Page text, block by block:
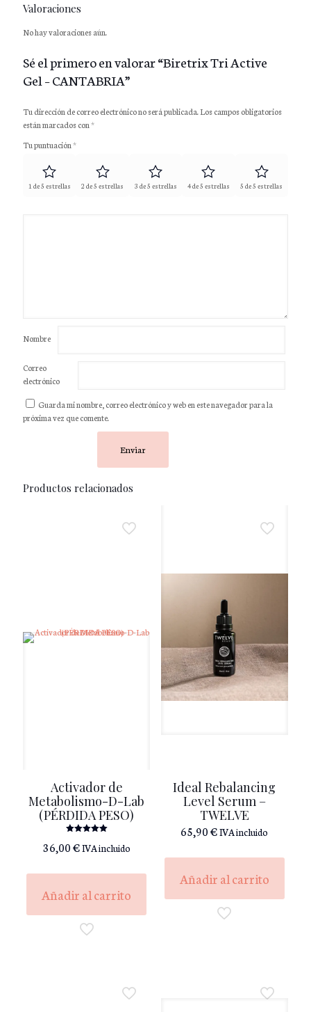
Valoraciones
No hay valoraciones aún.
Sé el primero en valorar “Biretrix Tri Active
Gel – CANTABRIA”
Tu dirección de correo electrónico no será publicada.Los campos obligatorios
están marcados con*
Tu puntuación*
1 de 5 estrellas 2 de 5 estrellas 3 de 5 estrellas 4 de 5 estrellas 5 de 5 estrellas
Nombre
Correo
electrónico
Guarda mi nombre, correo electrónico y web en este navegador para la
próxima vez que comente.
Productos relacionados
Activador de
Metabolismo-D-Lab
(PÉRDIDA PESO)
con
5.00
36,00€IVA incluido
Añadir al carrito
Ideal Rebalancing
Level Serum –
TWELVE
65,90€IVA incluido
Añadir al carrito